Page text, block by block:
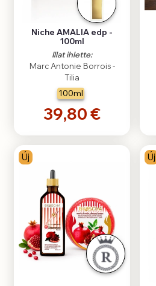
Niche AMALIA edp -
100ml
Illat ihlette:
Marc Antonie Borrois -
Tilia
100ml
39,80 €
Új Új